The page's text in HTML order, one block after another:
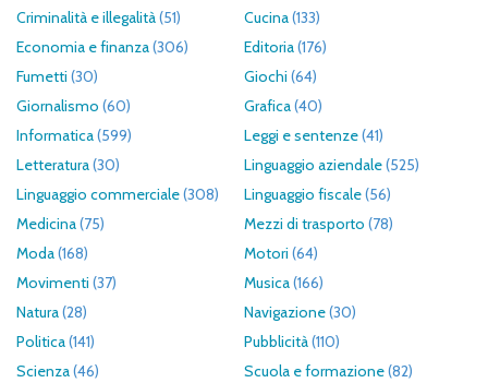
Criminalità e illegalità(51) Cucina(133)
Economia e finanza(306) Editoria(176)
Fumetti (30) Giochi (64)
Giornalismo (60) Grafica(40)
Informatica(599) Leggi e sentenze(41)
Letteratura(30) Linguaggio aziendale(525)
Linguaggio commerciale(308) Linguaggio fiscale(56)
Medicina(75) Mezzi di trasporto (78)
Moda(168) Motori (64)
Movimenti (37) Musica(166)
Natura(28) Navigazione(30)
Politica(141) Pubblicità(110)
Scienza(46) Scuola e formazione(82)